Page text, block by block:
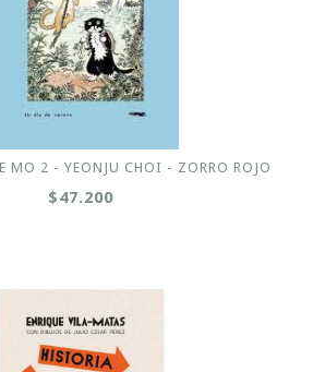
MO 2 - YEONJU CHOI - ZORRO ROJO
$47.200